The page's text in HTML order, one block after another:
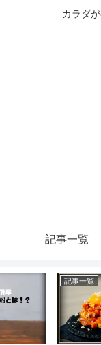
カラダ
記事一覧
記事一覧